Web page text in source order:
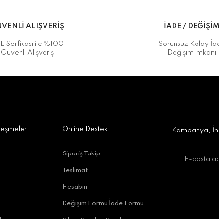
Antalya
ALIŞVERİŞ
Serfikası ile %100
Güvenli Alışveriş
İADE / DEĞİŞİM
Sorunsuz Kolay
Değişim imkanı
Online Destek
Sipariş Takip
Teslimat
Hesabım
Değişim Formu İade Formu
Kampanya,